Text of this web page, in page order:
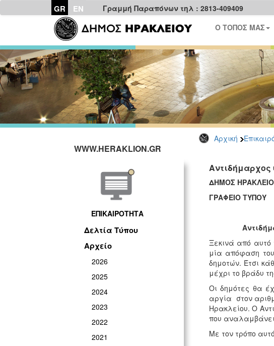
GR EN Γραμμή Παραπόνων τηλ : 2813-409409
Ο ΤΟΠΟΣ ΜΑΣ
Αρχική
WWW.HERAKLION.GR
ΕΠΙΚΑΙΡΟΤΗΤΑ
Δελτία Τύπου
Αρχείο
2026
2025
2024
2023
2022
2021
Αντιδήμαρχος
ΔΗΜΟΣ
ΓΡΑΦΕΙΟ ΤΥΠΟΥ
Ξεκινά από αυτό
μία απόφαση
δημοτών. Έτσι
μέχρι το βράδυ
Οι δημότες θα
αργία στον
Ηρακλείου. Ο
που αναλαμβάνει
Με τον τρόπο